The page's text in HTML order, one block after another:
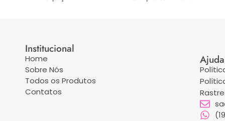
Institucional
Home
Sobre Nós
Todos os Produtos
Contatos
Ajuda